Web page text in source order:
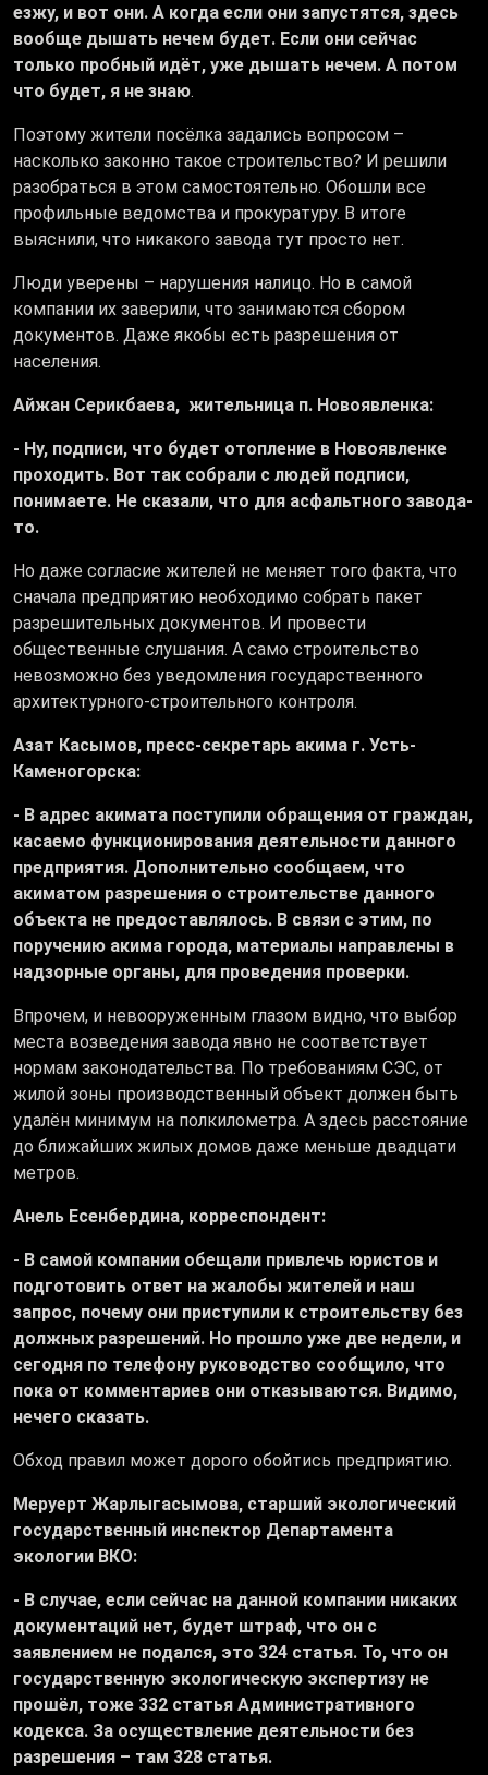
езжу, и вот они. А когда если они запустятся, здесь
вообще дышать нечем будет. Если они сейчас
только пробный идёт, уже дышать нечем. А потом
что будет, я не знаю.
Поэтому жители посёлка задались вопросом –
насколько законно такое строительство? И решили
разобраться в этом самостоятельно. Обошли все
профильные ведомства и прокуратуру. В итоге
выяснили, что никакого завода тут просто нет.
Люди уверены – нарушения налицо. Но в самой
компании их заверили, что занимаются сбором
документов. Даже якобы есть разрешения от
населения.
Айжан Серикбаева, жительница п. Новоявленка:
- Ну, подписи, что будет отопление в Новоявленке
проходить. Вот так собрали с людей подписи,
понимаете. Не сказали, что для асфальтного завода-
то.
Но даже согласие жителей не меняет того факта, что
сначала предприятию необходимо собрать пакет
разрешительных документов. И провести
общественные слушания. А само строительство
невозможно без уведомления государственного
архитектурного-строительного контроля.
Азат Касымов, пресс-секретарь акима г. Усть-
Каменогорска:
- В адрес акимата поступили обращения от граждан,
касаемо функционирования деятельности данного
предприятия. Дополнительно сообщаем, что
акиматом разрешения о строительстве данного
объекта не предоставлялось. В связи с этим, по
поручению акима города, материалы направлены в
надзорные органы, для проведения проверки.
Впрочем, и невооруженным глазом видно, что выбор
места возведения завода явно не соответствует
нормам законодательства. По требованиям СЭС, от
жилой зоны производственный объект должен быть
удалён минимум на полкилометра. А здесь расстояние
до ближайших жилых домов даже меньше двадцати
метров.
Анель Есенбердина, корреспондент:
- В самой компании обещали привлечь юристов и
подготовить ответ на жалобы жителей и наш
запрос, почему они приступили к строительству без
должных разрешений. Но прошло уже две недели, и
сегодня по телефону руководство сообщило, что
пока от комментариев они отказываются. Видимо,
нечего сказать.
Обход правил может дорого обойтись предприятию.
Меруерт Жарлыгасымова, старший экологический
государственный инспектор Департамента
экологии ВКО:
- В случае, если сейчас на данной компании никаких
документаций нет, будет штраф, что он с
заявлением не подался, это 324 статья. То, что он
государственную экологическую экспертизу не
прошёл, тоже 332 статья Административного
кодекса. За осуществление деятельности без
разрешения – там 328 статья.